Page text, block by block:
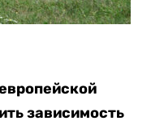
зависимость